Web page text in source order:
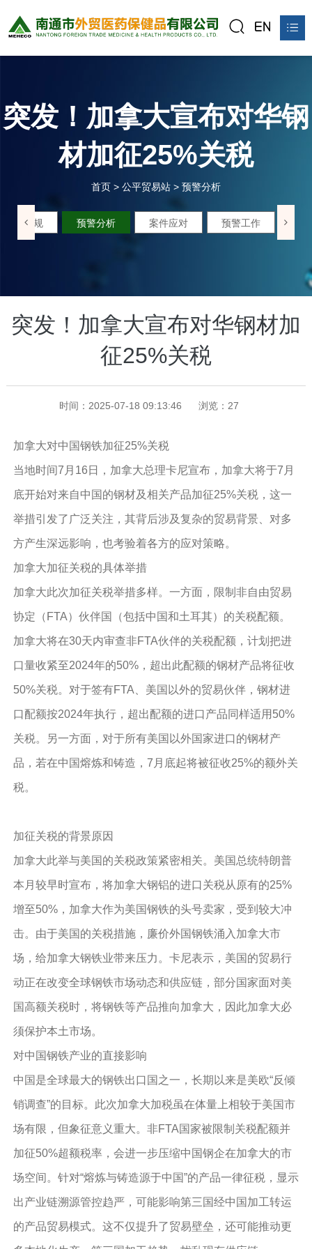
产品中心
联系我们
突发！加拿大宣布对华钢
材加征25%关税
首页 > 公平贸易站 > 预警分析
政策法规 预警分析 案件应对 预警工作
突发！加拿大宣布对华钢材加
征25%关税
时间：2025-07-18 09:13:46 浏览： 27
加拿大对中国钢铁加征25%关税
当地时间7月16日，加拿大总理卡尼宣布，加拿大将于7月
底开始对来自中国的钢材及相关产品加征25%关税，这一
举措引发了广泛关注，其背后涉及复杂的贸易背景、对多
方产生深远影响，也考验着各方的应对策略。
加拿大加征关税的具体举措
加拿大此次加征关税举措多样。一方面，限制非自由贸易
协定（FTA）伙伴国（包括中国和土耳其）的关税配额。
加拿大将在30天内审查非FTA伙伴的关税配额，计划把进
口量收紧至2024年的50%，超出此配额的钢材产品将征收
50%关税。对于签有FTA、美国以外的贸易伙伴，钢材进
口配额按2024年执行，超出配额的进口产品同样适用50%
关税。另一方面，对于所有美国以外国家进口的钢材产
品，若在中国熔炼和铸造，7月底起将被征收25%的额外关
税。
加征关税的背景原因
加拿大此举与美国的关税政策紧密相关。美国总统特朗普
本月较早时宣布，将加拿大钢铝的进口关税从原有的25%
增至50%，加拿大作为美国钢铁的头号卖家，受到较大冲
击。由于美国的关税措施，廉价外国钢铁涌入加拿大市
场，给加拿大钢铁业带来压力。卡尼表示，美国的贸易行
动正在改变全球钢铁市场动态和供应链，部分国家面对美
国高额关税时，将钢铁等产品推向加拿大，因此加拿大必
须保护本土市场。
对中国钢铁产业的直接影响
中国是全球最大的钢铁出口国之一，长期以来是美欧“反倾
销调查”的目标。此次加拿大加税虽在体量上相较于美国市
场有限，但象征意义重大。非FTA国家被限制关税配额并
加征50%超额税率，会进一步压缩中国钢企在加拿大的市
场空间。针对“熔炼与铸造源于中国”的产品一律征税，显示
出产业链溯源管控趋严，可能影响第三国经中国加工转运
的产品贸易模式。这不仅提升了贸易壁垒，还可能推动更